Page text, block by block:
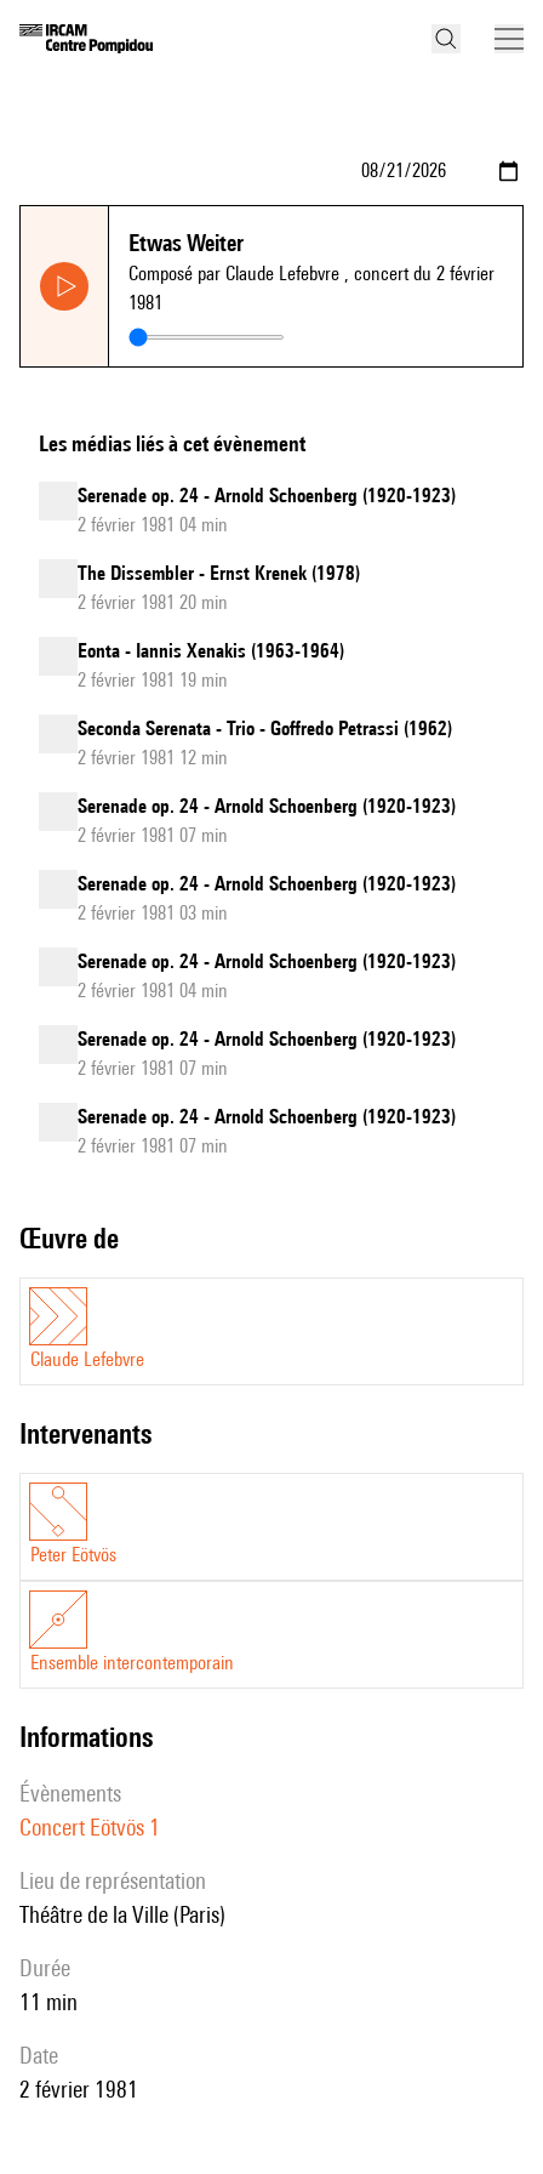
Etwas Weiter
Composé par Claude Lefebvre , concert du 2 février
1981
Les médias liés à cet évènement
Serenade op. 24 - Arnold Schoenberg (1920-1923)
2 février 1981 04 min
The Dissembler - Ernst Krenek (1978)
2 février 1981 20 min
Eonta - Iannis Xenakis (1963-1964)
2 février 1981 19 min
Seconda Serenata - Trio - Goffredo Petrassi (1962)
2 février 1981 12 min
Serenade op. 24 - Arnold Schoenberg (1920-1923)
2 février 1981 07 min
Serenade op. 24 - Arnold Schoenberg (1920-1923)
2 février 1981 03 min
Serenade op. 24 - Arnold Schoenberg (1920-1923)
2 février 1981 04 min
Serenade op. 24 - Arnold Schoenberg (1920-1923)
2 février 1981 07 min
Serenade op. 24 - Arnold Schoenberg (1920-1923)
2 février 1981 07 min
Œuvre de
Claude Lefebvre
intervenants
Peter Eötvös
Ensemble intercontemporain
informations
évènements
Concert Eötvös 1
Lieu de représentation
Théâtre de la Ville (Paris)
durée
11 min
date
2 février 1981